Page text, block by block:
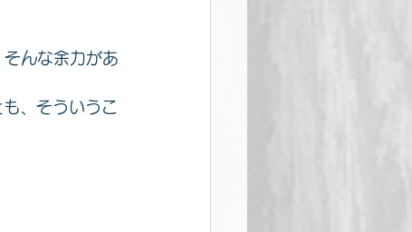
んな余力があ
、そういうこ